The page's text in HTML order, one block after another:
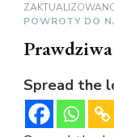
POWROTY DO
Spread the